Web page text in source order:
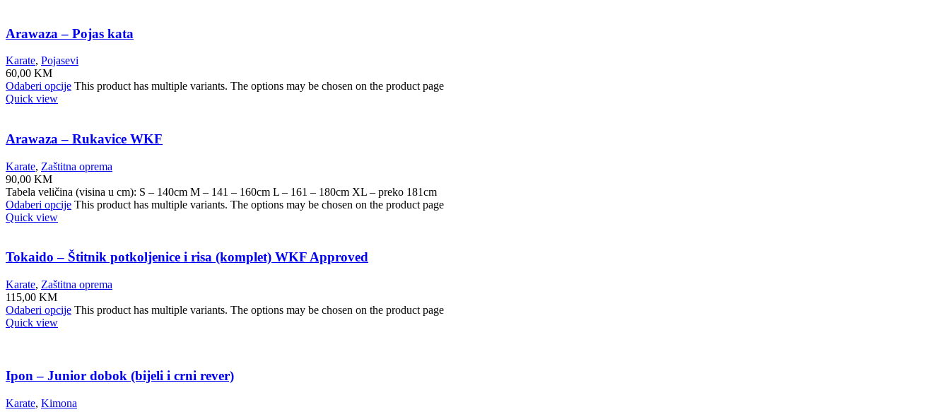
Arawaza – Pojas kata
Karate, Pojasevi
60,00 KM
Odaberi opcije This product has multiple variants. The options may be chosen on the product page
Quick view
Arawaza – Rukavice WKF
Karate, Zaštitna oprema
90,00 KM
Tabela veličina (visina u cm): S – 140cm M – 141 – 160cm L – 161 – 180cm XL – preko 181cm
Odaberi opcije This product has multiple variants. The options may be chosen on the product page
Quick view
Tokaido – Štitnik potkoljenice i risa (komplet) WKF Approved
Karate, Zaštitna oprema
115,00 KM
Odaberi opcije This product has multiple variants. The options may be chosen on the product page
Quick view
Ipon – Junior dobok (bijeli i crni rever)
Karate, Kimona